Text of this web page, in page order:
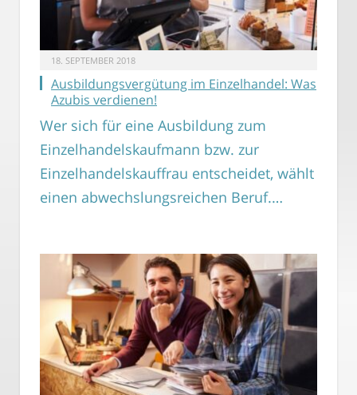
18. SEPTEMBER 2018
Ausbildungsvergütung im Einzelhandel: Was
Azubis verdienen!
Wer sich für eine Ausbildung zum
Einzelhandelskaufmann bzw. zur
Einzelhandelskauffrau entscheidet, wählt
einen abwechslungsreichen Beruf.…